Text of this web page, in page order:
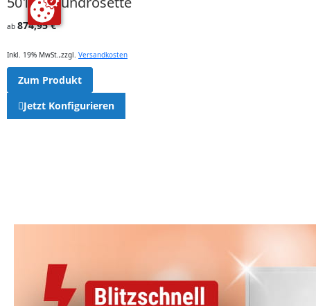
ab 874,95 €
Inkl. 19% MwSt. ,zzgl. Versandkosten
Zum Produkt
Jetzt Konfigurieren